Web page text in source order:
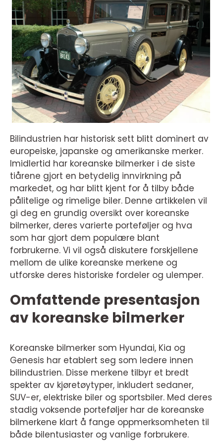
Bilindustrien har historisk sett blitt dominert av
europeiske, japanske og amerikanske merker.
Imidlertid har koreanske bilmerker i de siste
tiårene gjort en betydelig innvirkning på
markedet, og har blitt kjent for å tilby både
pålitelige og rimelige biler. Denne artikkelen vil
gi deg en grundig oversikt over koreanske
bilmerker, deres varierte porteføljer og hva
som har gjort dem populære blant
forbrukerne. Vi vil også diskutere forskjellene
mellom de ulike koreanske merkene og
utforske deres historiske fordeler og ulemper.
Omfattende presentasjon
av koreanske bilmerker
Koreanske bilmerker som Hyundai, Kia og
Genesis har etablert seg som ledere innen
bilindustrien. Disse merkene tilbyr et bredt
spekter av kjøretøytyper, inkludert sedaner,
SUV-er, elektriske biler og sportsbiler. Med deres
stadig voksende porteføljer har de koreanske
bilmerkene klart å fange oppmerksomheten til
både bilentusiaster og vanlige forbrukere.